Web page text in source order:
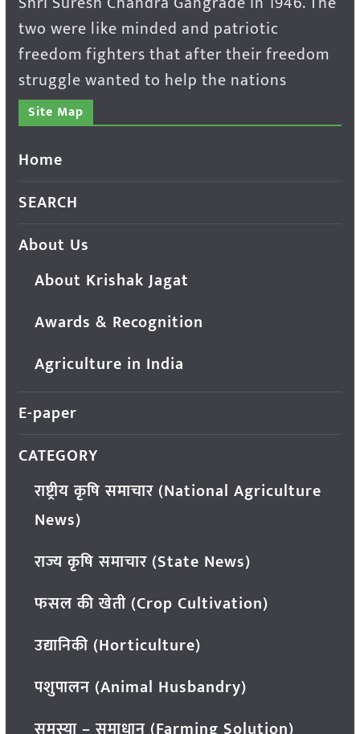
two were like minded and patriotic
freedom fighters that after their freedom
struggle wanted to help the nations
Site Map
Home
SEARCH
About Us
About Krishak Jagat
Awards & Recognition
Agriculture in India
E-paper
CATEGORY
राष्ट्रीय कृषि समाचार (National Agriculture
News)
राज्य कृषि समाचार (State News)
फसल की खेती (Crop Cultivation)
उद्यानिकी (Horticulture)
पशुपालन (Animal Husbandry)